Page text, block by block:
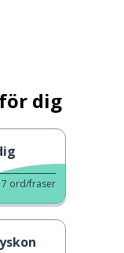
dig
7 ord/fraser